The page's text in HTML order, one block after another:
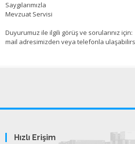
Saygılarımızla
Mevzuat Servisi
Duyurumuz ile ilgili görüş ve sorularınız için:
mail adresimizden veya telefonla
Hızlı Erişim